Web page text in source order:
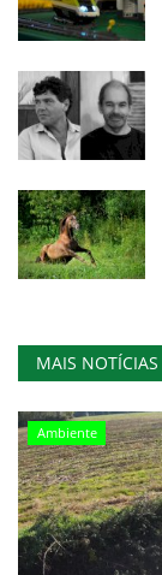
MAIS NOTÍCIAS
Ambiente